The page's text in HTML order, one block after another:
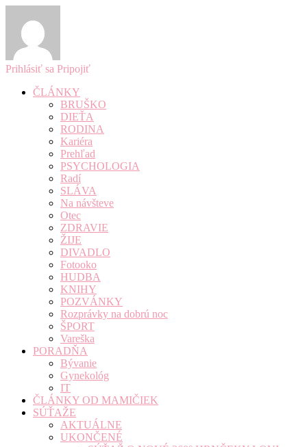
Prihlásiť sa Pripojiť
ČLÁNKY
BRUŠKO
DIEŤA
RODINA
Kariéra
Prehľad
PSYCHOLOGIA
Radí
SLÁVA
Na návšteve
Otec
ZDRAVIE
ŽIJE
DIVADLO
Fotooko
HUDBA
KNIHY
POZVÁNKY
Rozprávky na dobrú noc
ŠPORT
Vareška
PORADŇA
Bývanie
Gynekológ
IT
ČLÁNKY OD MAMIČIEK
SÚŤAŽE
AKTUÁLNE
UKONČENÉ